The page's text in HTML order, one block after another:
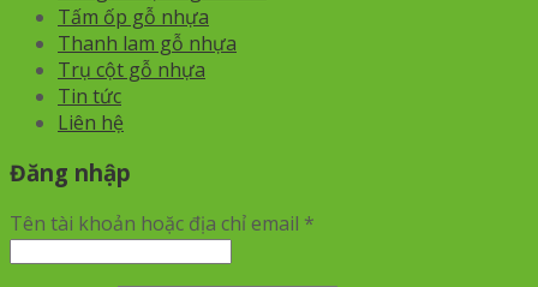
Tấm ốp gỗ nhựa
Thanh lam gỗ nhựa
Trụ cột gỗ nhựa
Tin tức
Liên hệ
Đăng nhập
Tên tài khoản hoặc địa chỉ email *